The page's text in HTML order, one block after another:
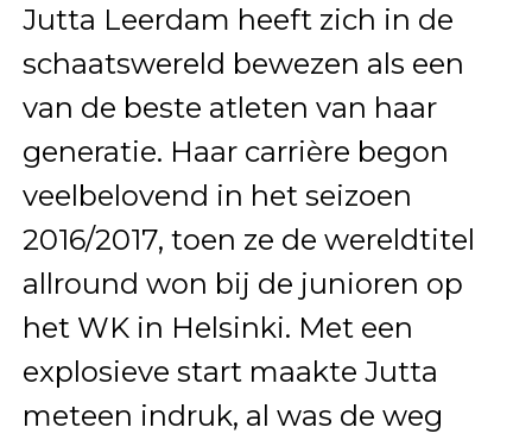
Jutta Leerdam heeft zich in de
schaatswereld bewezen als een
van de beste atleten van haar
generatie. Haar carrière begon
veelbelovend in het seizoen
2016/2017, toen ze de wereldtitel
allround won bij de junioren op
het WK in Helsinki. Met een
explosieve start maakte Jutta
meteen indruk, al was de weg